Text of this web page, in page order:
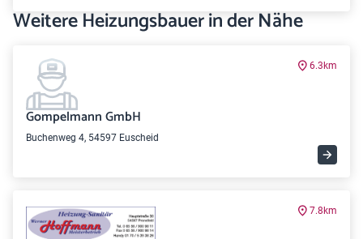
Weitere Heizungsbauer in der Nähe
6.3km
Gompelmann GmbH
Buchenweg 4, 54597 Euscheid
7.8km